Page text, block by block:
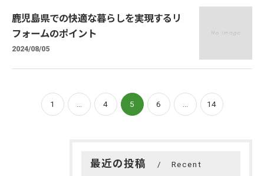
鹿児島県での快適な暮らしを実現するリ
フォームのポイント
2024/08/05
1 4 5 6 14
最近の投稿
Recent